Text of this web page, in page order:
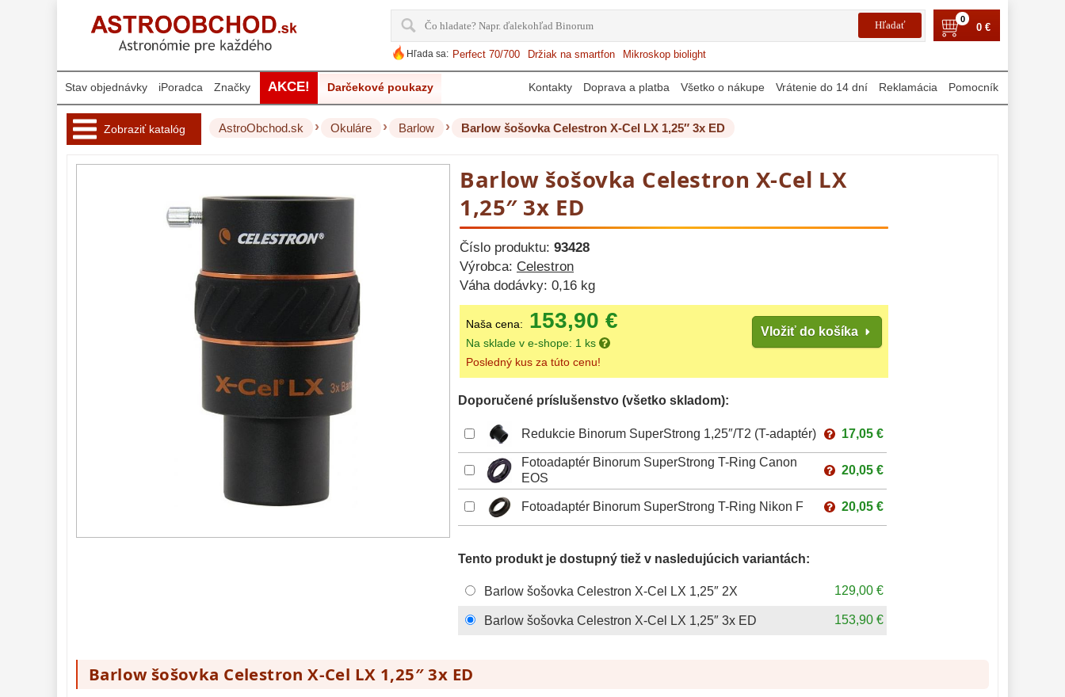
0
0 €
Hľada sa: Perfect 70/700 Držiak na smartfon Mikroskop biolight
Stav objednávky iPoradca Značky AKCE! Darčekové poukazy Kontakty Doprava a platba Všetko o nákupe Vrátenie do 14 dní Reklamácia Pomocník
Zobraziť katalóg
Binokulárne
AstroObchod.sk › Okuláre › Barlow › Barlow šošovka Celestron X-Cel LX 1,25″ 3x ED
Barlow šošovka Celestron X-Cel LX
1,25″ 3x ED
Číslo produktu: 93428
Výrobca: Celestron
Váha dodávky: 0,16 kg
Naša cena: 153,90 €
Na sklade v e-shope: 1 ks
Vložiť do košíka
Posledný kus za túto cenu!
Doporučené príslušenstvo (všetko skladom):
Redukcie Binorum SuperStrong 1,25″/T2 (T-adaptér) 17,05 €
Fotoadaptér Binorum SuperStrong T-Ring Canon
EOS
20,05 €
Fotoadaptér Binorum SuperStrong T-Ring Nikon F 20,05 €
Tento produkt je dostupný tiež v nasledujúcich variantách:
Barlow šošovka Celestron X-Cel LX 1,25″ 2X 129,00 €
Barlow šošovka Celestron X-Cel LX 1,25″ 3x ED 153,90 €
Barlow šošovka Celestron X-Cel LX 1,25″ 3x ED